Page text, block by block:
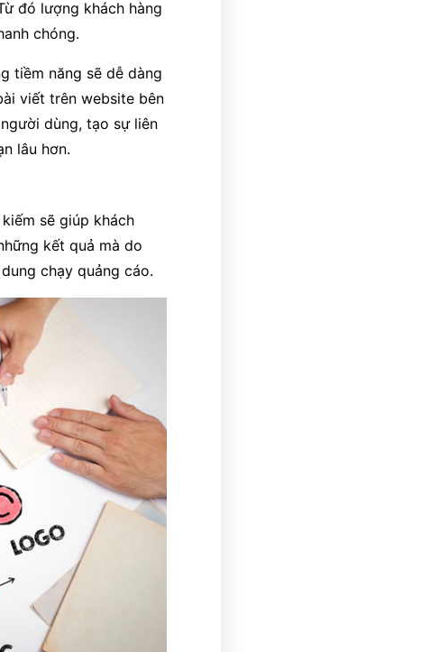
đó lượng khách hàng
chóng.
tiềm năng sẽ dễ dàng
viết trên website bên
dùng, tạo sự liên
lâu hơn.
sẽ giúp khách
kết quả mà do
chạy quảng cáo.